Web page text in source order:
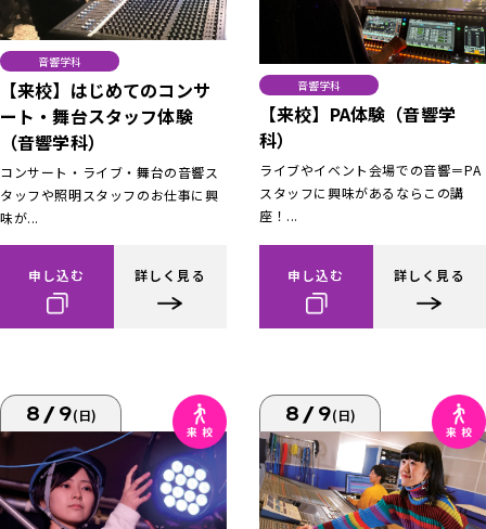
音響学科
【来校】はじめてのコンサ
ート・舞台スタッフ体験
（音響学科）
コンサート・ライブ・舞台の音響ス
タッフや照明スタッフのお仕事に興
味が...
申し込む 詳しく見る
音響学科
【来校】PA体験（音響学
科）
ライブやイベント会場での音響＝PA
スタッフに興味があるならこの講
座！...
申し込む 詳しく見る
8/9(日) 8/9(日)